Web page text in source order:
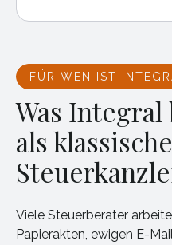
FÜR WEN IST
Was Integral
als klassische
Viele Steuerberater
Papierakten, ewigen E-